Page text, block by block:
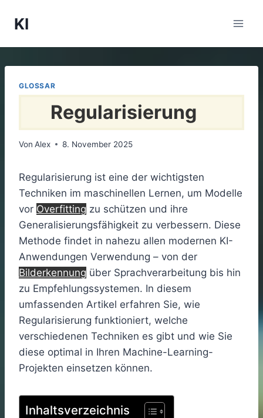
Inhalt
KI
GLOSSAR
Regularisierung
Von Alex 8. November 2025
Regularisierung ist eine der wichtigsten
Techniken im maschinellen Lernen, um Modelle
vor Overfitting zu schützen und ihre
Generalisierungsfähigkeit zu verbessern. Diese
Methode findet in nahezu allen modernen KI-
Anwendungen Verwendung – von der
Bilderkennung über Sprachverarbeitung bis hin
zu Empfehlungssystemen. In diesem
umfassenden Artikel erfahren Sie, wie
Regularisierung funktioniert, welche
verschiedenen Techniken es gibt und wie Sie
diese optimal in Ihren Machine-Learning-
Projekten einsetzen können.
Inhaltsverzeichnis